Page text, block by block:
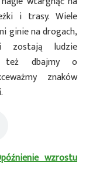
i trasy. Wiele
ginie na drogach,
zostają ludzie
też dbajmy o
znaków
wzrostu